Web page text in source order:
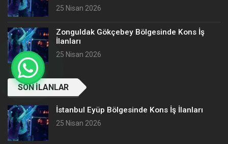
25 Nisan 2026
Zonguldak Gökçebey Bölgesinde Kons İş
İlanları
25 Nisan 2026
SON İLANLAR
İstanbul Eyüp Bölgesinde Kons İş İlanları
25 Nisan 2026